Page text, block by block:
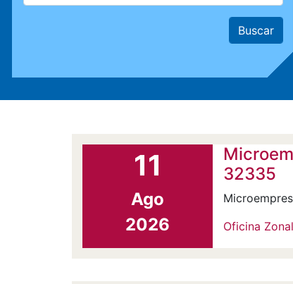
11
Ago
2026
32335
Oficina